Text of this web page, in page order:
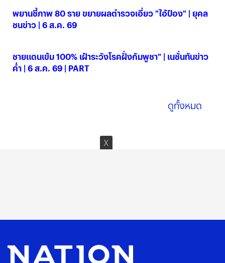
พยานชี้ภาพ 80 ราย ขยายผลตำรวจเอี่ยว "ไอ้ป๋อง" | ยุคล
ชนข่าว | 6 ส.ค. 69
ชายแดนเข้ม 100% เฝ้าระวังโรคฝั่งกัมพูชา" | เนชั่นทันข่าว
ค่ำ | 6 ส.ค. 69 | PART
ดูทั้งหมด